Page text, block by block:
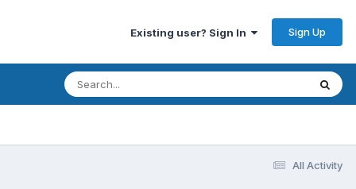
Existing user? Sign In Sign Up
All Activity